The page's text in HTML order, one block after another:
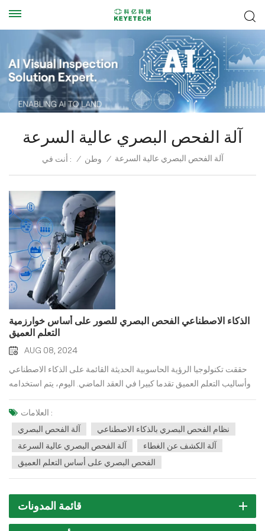
آلة الفحص البصري عالية السرعة
أنت في : / وطن / آلة الفحص البصري عالية السرعة
الذكاء الاصطناعي الفحص البصري للصور على أساس خوارزمية
التعلم العميق
AUG 08, 2024
حققت تكنولوجيا الرؤية الحاسوبية الحديثة القائمة على الذكاء الاصطناعي
وأساليب التعلم العميق تقدما كبيرا في العقد الماضي. اليوم، يتم استخدامه
على نطاق واسع لتصنيف الصور، والتعرف على الوجه، والتعرف على
الأشياء داخل الصور. إذًا، ما هو التعلم العميق بالضبط؟ كيف يتم تطبيق التعلم
العميق في مرئي تقتيش?ما هو التعلم العميق؟التعلم العميق هو فرع من
تقنيات التعلم الآلي الذي يتكون من مصنفات مبنية على شبكات عصبية
اصطناعية. المبدأ الكامن وراء ذلك هو تعليم الآلات التعلم من خلال الأمثلة to
توفيرe أمثلة مصنفة لأنواع محددة من البيانات للشبكة العصبية. يقوم
شبكة عصبية يحتوي على هذه المعلومات، مما يساعد في تصنيف المعلومات
التي يتم الحصول عليها في المستقبل.يمكن للفحص البصري المعتمد على
تقنية التعلم العميق تحقيق التوطين والتمييز بين العيوب والتعرف على
العلامات :
آلة الفحص البصري
نظام الفحص البصري بالذكاء الاصطناعي
آلة الفحص البصري عالية السرعة
آلة الكشف عن الغطاء
الفحص البصري على أساس التعلم العميق
قائمة المدونات